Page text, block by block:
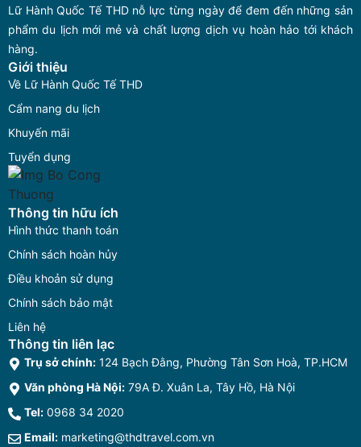
Lữ Hành Quốc Tế THD nỗ lực từng ngày để đem đến những sản
phẩm du lịch mới mẻ và chất lượng dịch vụ hoàn hảo tới khách
hàng.
Giới thiệu
Về Lữ Hành Quốc Tế THD
Cẩm nang du lịch
Khuyến mãi
Tuyển dụng
Thông tin hữu ích
Hình thức thanh toán
Chính sách hoàn hủy
Điều khoản sử dụng
Chính sách bảo mật
Liên hệ
Thông tin liên lạc
Trụ sở chính: 124 Bạch Đằng, Phường Tân Sơn Hoà, TP.HCM
Văn phòng Hà Nội: 79A Đ. Xuân La, Tây Hồ, Hà Nội
Tel: 0968 34 2020
Email: marketing@thdtravel.com.vn